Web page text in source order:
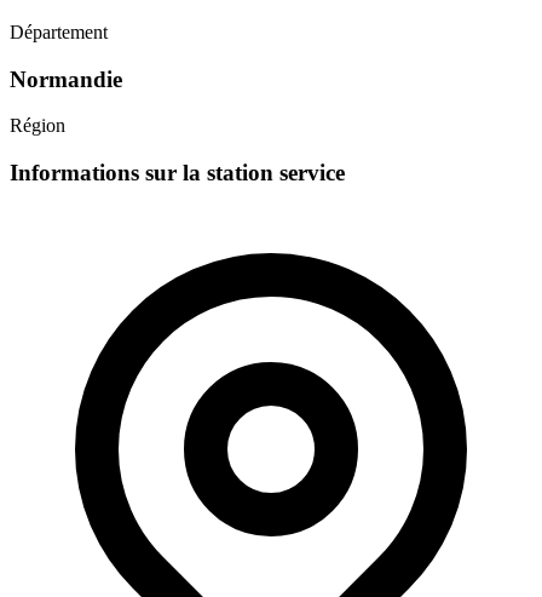
Département
Normandie
Région
Informations sur la station service